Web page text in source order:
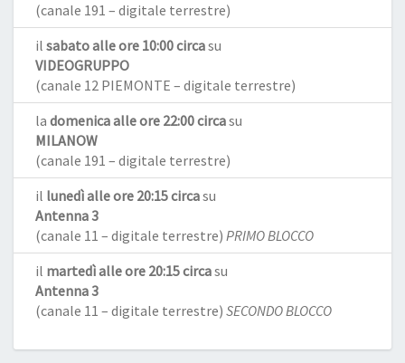
(canale 191 – digitale terrestre)
il sabato alle ore 10:00 circasu
VIDEOGRUPPO
(canale 12 PIEMONTE – digitale terrestre)
la domenica alle ore 22:00 circasu
MILANOW
(canale 191 – digitale terrestre)
il lunedì alle ore 20:15 circasu
Antenna 3
(canale 11 – digitale terrestre) PRIMO BLOCCO
il martedì alle ore 20:15 circasu
Antenna 3
(canale 11 – digitale terrestre) SECONDO BLOCCO